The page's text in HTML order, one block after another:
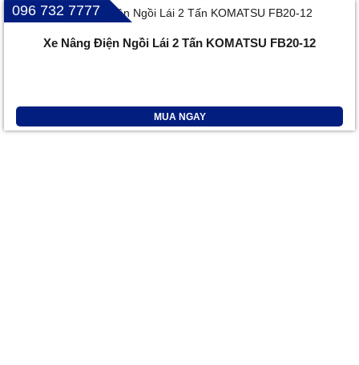
096 732 7777
Xe Nâng Điện Ngồi Lái 2 Tấn KOMATSU FB20-12
MUA NGAY